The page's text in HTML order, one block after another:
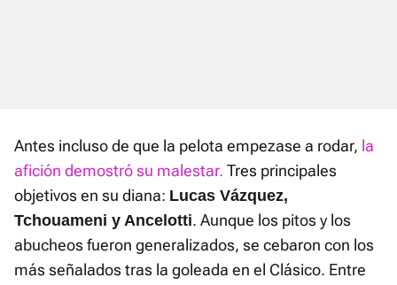
Antes incluso de que la pelota empezase a rodar, la
afición demostró su malestar. Tres principales
objetivos en su diana: Lucas Vázquez,
Tchouameni y Ancelotti. Aunque los pitos y los
abucheos fueron generalizados, se cebaron con los
más señalados tras la goleada en el Clásico. Entre